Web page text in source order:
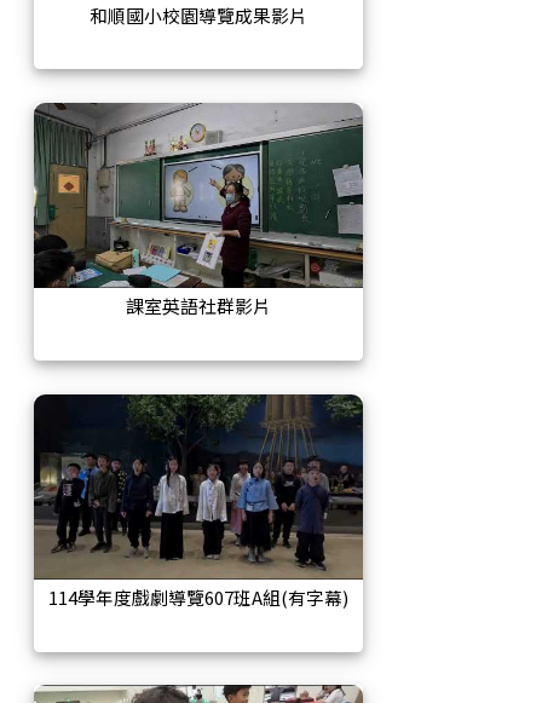
和順國小校園導覽成果影片
課室英語社群影片
114學年度戲劇導覽607班A組(有字幕)